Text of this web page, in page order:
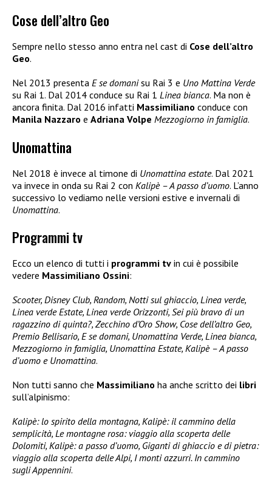
Cose dell’altro Geo
Sempre nello stesso anno entra nel cast di Cose dell’altro
Geo.
Nel 2013 presenta E se domanisu Rai 3 e Uno Mattina Verde
su Rai 1. Dal 2014 conduce su Rai 1 Linea bianca. Ma non è
ancora finita. Dal 2016 infatti Massimiliano conduce con
Manila Nazzaro e Adriana Volpe Mezzogiorno in famiglia.
Unomattina
Nel 2018 è invece al timone di Unomattina estate. Dal 2021
va invece in onda su Rai 2 con Kalipè – A passo d’uomo. L’anno
successivo lo vediamo nelle versioni estive e invernali di
Unomattina.
Programmi tv
Ecco un elenco di tutti i programmi tv in cui è possibile
vedere Massimiliano Ossini:
Scooter, Disney Club, Random, Notti sul ghiaccio, Linea verde,
Linea verde Estate, Linea verde Orizzonti, Sei più bravo di un
ragazzino di quinta?, Zecchino d’Oro Show, Cose dell’altro Geo,
Premio Bellisario, E se domani, Unomattina Verde, Linea bianca,
Mezzogiorno in famiglia, Unomattina Estate, Kalipè – A passo
d’uomo e Unomattina.
Non tutti sanno che Massimiliano ha anche scritto dei libri
sull’alpinismo:
Kalipè: lo spirito della montagna, Kalipè: il cammino della
semplicità, Le montagne rosa: viaggio alla scoperta delle
Dolomiti, Kalipè: a passo d’uomo, Giganti di ghiaccio e di pietra:
viaggio alla scoperta delle Alpi, I monti azzurri. In cammino
sugli Appennini.